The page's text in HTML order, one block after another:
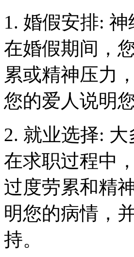
1. 婚假安排:
在婚假期间，
累或精神压力
您的爱人说明
2. 就业选择:
在求职过程中
过度劳累和精
明您的病情，
持。